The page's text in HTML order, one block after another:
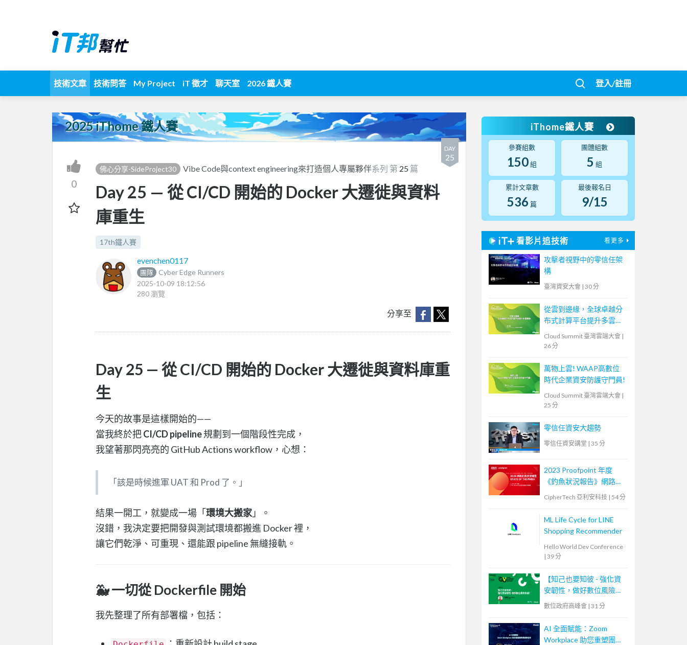
技術文章 技術問答 My Project iT 徵才 聊天室 2026 鐵人賽 登入/註冊
2025 iThome 鐵人賽
DAY
25
0
佛心分享-SideProject30 Vibe Code與context engineering來打造個人專屬夥伴系列 第 25 篇
Day 25 — 從 CI/CD 開始的 Docker 大遷徙與資料
庫重生
17th鐵人賽
evenchen0117
團隊
Cyber Edge Runners
2025-10-09 18:12:56
280 瀏覽
分享至
Day 25 — 從 CI/CD 開始的 Docker 大遷徙與資料庫重
生
今天的故事是這樣開始的——
當我終於把CI/CD pipeline規劃到一個階段性完成，
我望著那閃亮亮的 GitHub Actions workflow，心想：
「該是時候進軍 UAT 和 Prod 了。」
結果一開工，就變成一場「環境大搬家 」。
沒錯，我決定要把開發與測試環境都搬進 Docker 裡，
讓它們乾淨、可重現、還能跟 pipeline 無縫接軌。
🐳 一切從 Dockerfile 開始
我先整理了所有部署檔，包括：
iThome鐵人賽
參賽組數
150組
團體組數
5 組
累計文章數
536 篇
最後報名日
9/15
看影片追技術 看更多
攻擊者視野中的零信任架
構
臺灣資安大會 | 30 分
從雲到邊緣，全球卓越分
布式計算平台提升多雲體
Cloud Summit 臺灣雲端大會 |
26 分
萬物上雲! WAAP高數位
時代企業資安防護守門員!
Cloud Summit 臺灣雲端大會 |
25 分
零信任資安大趨勢
零信任資安講堂 | 35 分
2023 Proofpoint 年度
《釣魚狀況報告》網路研
CipherTech 亞利安科技 | 54 分
ML Life Cycle for LINE
Shopping Recommender
Hello World Dev Conference
| 39 分
【知己也要知彼 - 強化資
安韌性，做好數位風險防
護！】
數位政府高峰會 | 31 分
AI 全面賦能：Zoom
Workplace 助您重塑團隊